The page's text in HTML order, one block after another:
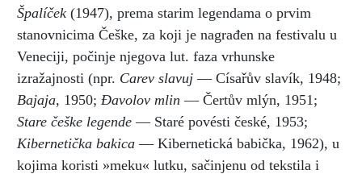
Špalíček (1947), prema starim legendama o prvim
stanovnicima Češke, za koji je nagrađen na festivalu u
Veneciji, počinje njegova lut. faza vrhunske
izražajnosti (npr. Carev slavuj — Císařův slavík, 1948;
Bajaja, 1950; Đavolov mlin — Čertův mlýn, 1951;
Stare češke legende — Staré povésti české, 1953;
Kibernetička bakica — Kibernetická babička, 1962), u
kojima koristi »meku« lutku, sačinjenu od tekstila i